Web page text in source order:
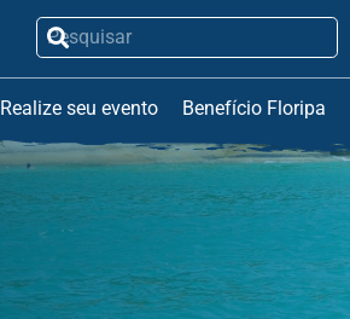
Realize seu evento Benefício Floripa